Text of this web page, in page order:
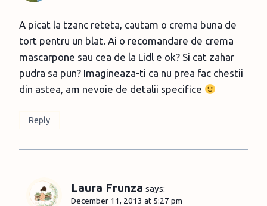
A picat la tzanc reteta, cautam o crema buna de
tort pentru un blat. Ai o recomandare de crema
mascarpone sau cea de la Lidl e ok? Si cat zahar
pudra sa pun? Imagineaza-ti ca nu prea fac chestii
din astea, am nevoie de detalii specifice
Reply
Laura Frunza says:
December 11, 2013 at 5:27 pm